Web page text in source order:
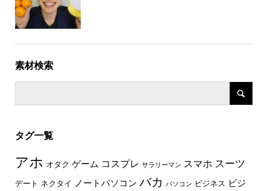
素材検索
タグ一覧
アホ オタク ゲーム コスプレ サラリーマン スマホ スーツ
デート ネクタイ ノートパソコン バカ パソコン ビジネス ビジ